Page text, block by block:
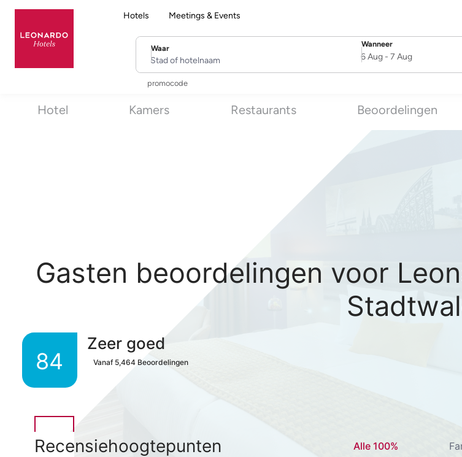
Hotels Meetings & Events
Waar
Stad of hotelnaam
Wanneer
SelectDate
6 Aug- 7 Aug
promocode
Hotel Kamers Restaurants Beoordelingen
Gasten beoordelingen voor
84
Zeer goed
Vanaf 5,464 Beoordelingen
Recensiehoogtepunten Alle 100%